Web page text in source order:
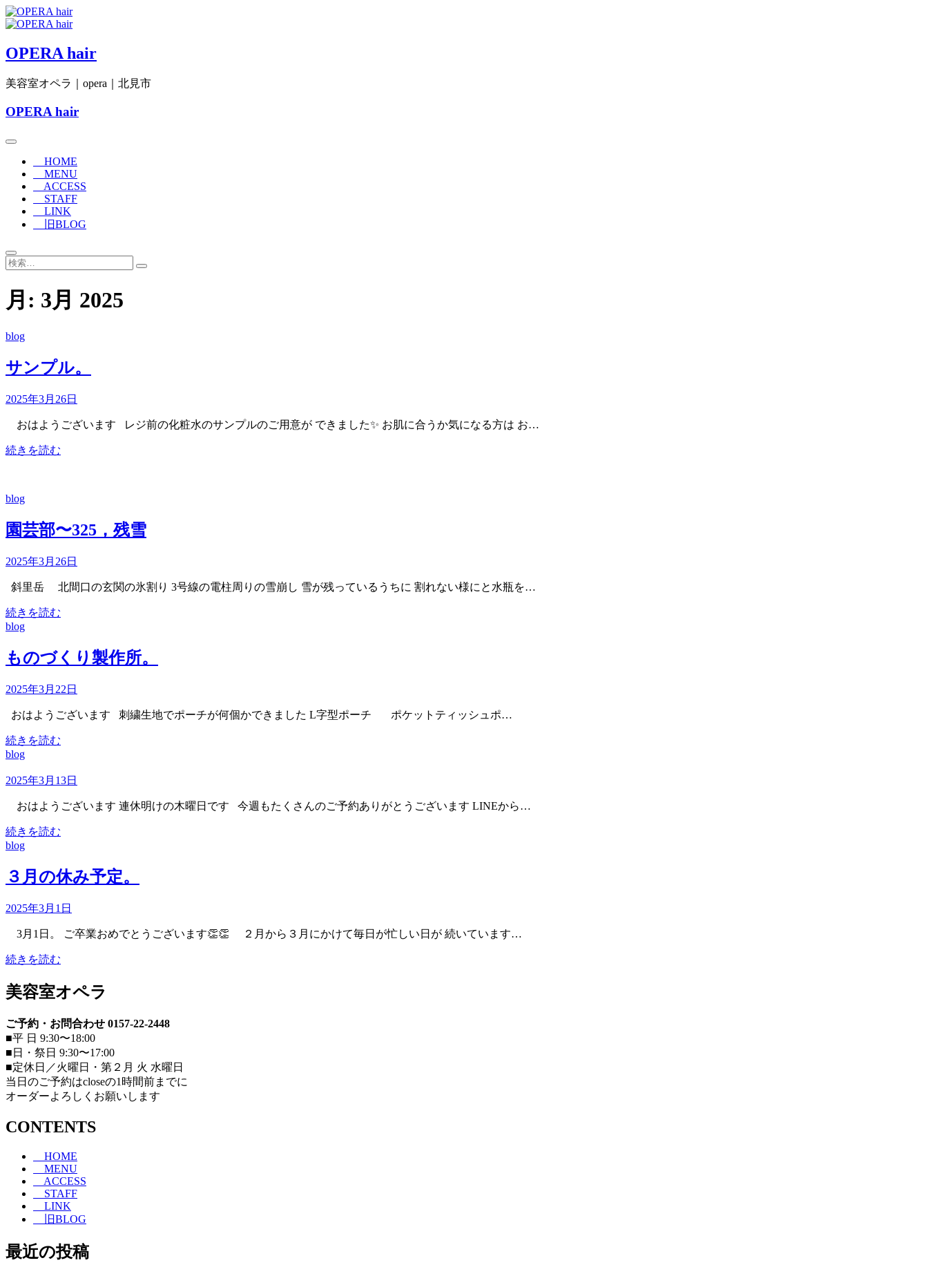
Skip
to
OPERA hair
美容室オペラ｜opera｜北見市
OPERA hair
HOME
MENU
ACCESS
STAFF
LINK
旧BLOG
検
月: 3月 2025
blog
サンプル。
2025年3月26日
おはようございます レジ前の化粧水のサンプルのご用意が できました✨ お肌に合うか気になる方は お…
続きを読む
blog
園芸部〜325，残雪
2025年3月26日
斜里岳 北間口の玄関の氷割り 3号線の電柱周りの雪崩し 雪が残っているうちに 割れない様にと水瓶を…
続きを読む
blog
ものづくり製作所。
2025年3月22日
おはようございます 刺繍生地でポーチが何個かできました L字型ポーチ ポケットティッシュポ…
続きを読む
blog
2025年3月13日
おはようございます 連休明けの木曜日です 今週もたくさんのご予約ありがとうございます LINEから…
続きを読む
blog
３月の休み予定。
2025年3月1日
3月1日。 ご卒業おめでとうございます👏👏 ２月から３月にかけて毎日が忙しい日が 続いています…
続きを読む
美容室オペラ
ご予約・お問合わせ 0157-22-2448
■平 日 9:30〜18:00
■日・祭日 9:30〜17:00
■定休日／火曜日・第２月 火 水曜日
当日のご予約はcloseの1時間前までに
オーダーよろしくお願いします
CONTENTS
HOME
MENU
ACCESS
STAFF
LINK
旧BLOG
最近の投稿